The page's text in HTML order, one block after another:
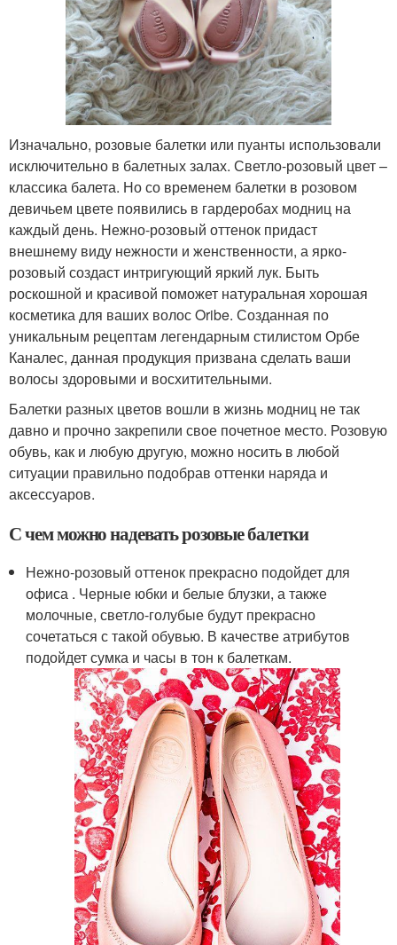
Изначально, розовые балетки или пуанты использовали
исключительно в балетных залах. Светло-розовый цвет –
классика балета. Но со временем балетки в розовом
девичьем цвете появились в гардеробах модниц на
каждый день. Нежно-розовый оттенок придаст
внешнему виду нежности и женственности, а ярко-
розовый создаст интригующий яркий лук. Быть
роскошной и красивой поможет натуральная хорошая
косметика для ваших волос Oribe. Созданная по
уникальным рецептам легендарным стилистом Орбе
Каналес, данная продукция призвана сделать ваши
волосы здоровыми и восхитительными.
Балетки разных цветов вошли в жизнь модниц не так
давно и прочно закрепили свое почетное место. Розовую
обувь, как и любую другую, можно носить в любой
ситуации правильно подобрав оттенки наряда и
аксессуаров.
С чем можно надевать розовые балетки
Нежно-розовый оттенок прекрасно подойдет для
офиса . Черные юбки и белые блузки, а также
молочные, светло-голубые будут прекрасно
сочетаться с такой обувью. В качестве атрибутов
подойдет сумка и часы в тон к балеткам.